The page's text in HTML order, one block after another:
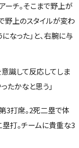
チ。そこまで野上が
野上のスタイルが変わ
なった」と、右腕に与
識して反応してしま
たかなと思う」
3打席。2死二塁で体
打。チームに貴重な3